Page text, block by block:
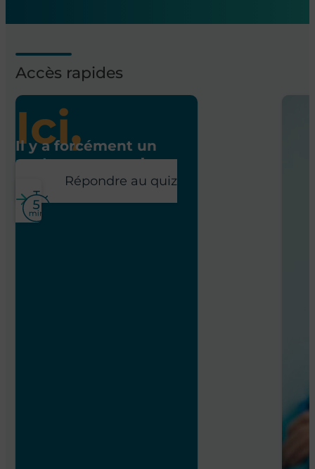
Accès rapides
Ici,
Il y a forcément un
poste pour vous !
Répondre au quiz